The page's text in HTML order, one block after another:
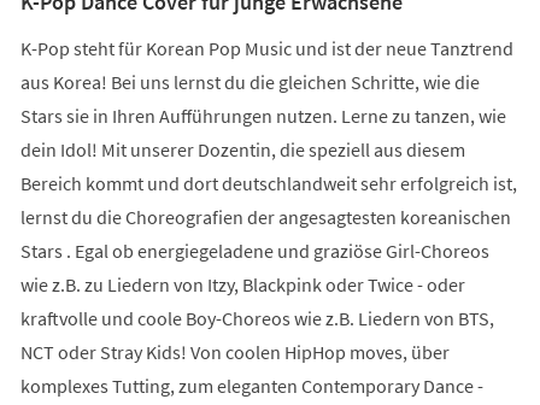
K-Pop steht für Korean Pop Music und ist der neue Tanztrend
aus Korea! Bei uns lernst du die gleichen Schritte, wie die
Stars sie in Ihren Aufführungen nutzen. Lerne zu tanzen, wie
dein Idol! Mit unserer Dozentin, die speziell aus diesem
Bereich kommt und dort deutschlandweit sehr erfolgreich ist,
lernst du die Choreografien der angesagtesten koreanischen
Stars . Egal ob energiegeladene und graziöse Girl-Choreos
wie z.B. zu Liedern von Itzy, Blackpink oder Twice - oder
kraftvolle und coole Boy-Choreos wie z.B. Liedern von BTS,
NCT oder Stray Kids! Von coolen HipHop moves, über
komplexes Tutting, zum eleganten Contemporary Dance -